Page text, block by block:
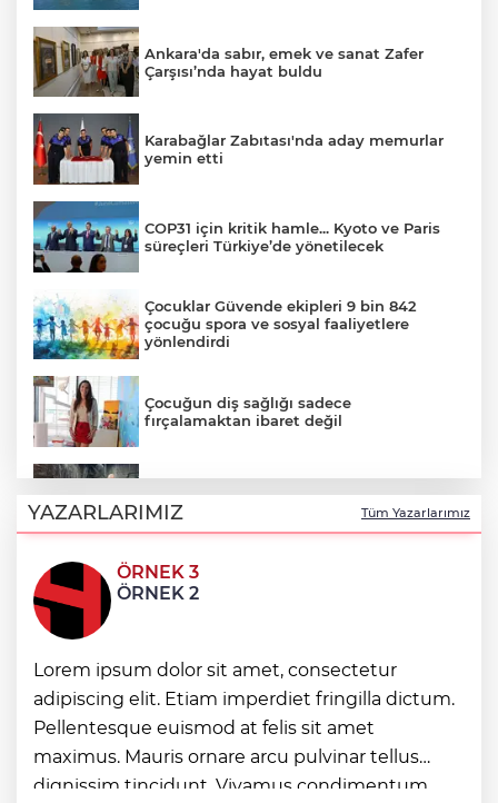
Ankara'da sabır, emek ve sanat Zafer
Çarşısı’nda hayat buldu
Karabağlar Zabıtası'nda aday memurlar
yemin etti
COP31 için kritik hamle... Kyoto ve Paris
süreçleri Türkiye’de yönetilecek
Çocuklar Güvende ekipleri 9 bin 842
çocuğu spora ve sosyal faaliyetlere
yönlendirdi
Çocuğun diş sağlığı sadece
fırçalamaktan ibaret değil
direniyor... Çekiç sesleriyle yaşayan miras
Nevşehir'de telefon ışıkları Bengü'nün
şarkılarına eşlik etti
Olympos Regatta, hız kesmeden devam
ediyor
Aytmatov’un mirası Antalya
Muratpaşa’da büyüyor
YAZARLARIMIZ Tüm Yazarlarımız
ÖRNEK 3
ÖRNEK 2
Lorem ipsum dolor sit amet, consectetur
adipiscing elit. Etiam imperdiet fringilla dictum.
Pellentesque euismod at felis sit amet
maximus. Mauris ornare arcu pulvinar tellus
dignissim tincidunt. Vivamus condimentum